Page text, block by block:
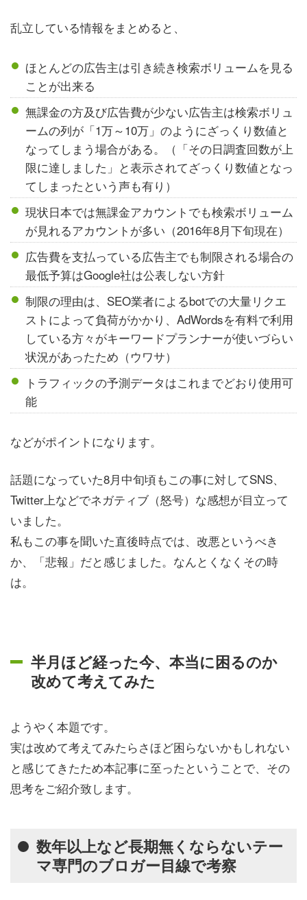
乱立している情報をまとめると、
ほとんどの広告主は引き続き検索ボリュームを見る
ことが出来る
無課金の方及び広告費が少ない広告主は検索ボリュ
ームの列が「1万～10万」のようにざっくり数値と
なってしまう場合がある。（「その日調査回数が上
限に達しました」と表示されてざっくり数値となっ
てしまったという声も有り）
現状日本では無課金アカウントでも検索ボリューム
が見れるアカウントが多い（2016年8月下旬現在）
広告費を支払っている広告主でも制限される場合の
最低予算はGoogle社は公表しない方針
制限の理由は、SEO業者によるbotでの大量リクエ
ストによって負荷がかかり、AdWordsを有料で利用
している方々がキーワードプランナーが使いづらい
状況があったため（ウワサ）
トラフィックの予測データはこれまでどおり使用可
能
などがポイントになります。
話題になっていた8月中旬頃もこの事に対してSNS、
Twitter上などでネガティブ（怒号）な感想が目立って
いました。
私もこの事を聞いた直後時点では、改悪というべき
か、「悲報」だと感じました。なんとくなくその時
は。
半月ほど経った今、本当に困るのか
改めて考えてみた
ようやく本題です。
実は改めて考えてみたらさほど困らないかもしれない
と感じてきたため本記事に至ったということで、その
思考をご紹介致します。
数年以上など長期無くならないテー
マ専門のブロガー目線で考察